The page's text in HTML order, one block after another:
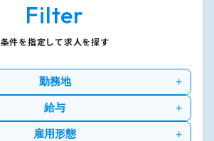
Filter
条件を指定して求人を探す
勤務地
給与
雇用形態